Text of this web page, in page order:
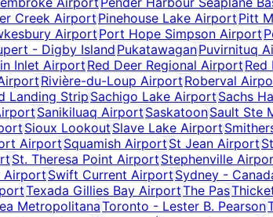
Creek AirportPinehouse Lake AirportPitt
AirportPort Hope Simpson Airport
- Digby IslandPukatawaganPuvirnituq
Inlet AirportRed Deer Regional AirportRed
Rivière-du-Loup AirportRoberval
Landing StripSachigo Lake AirportSachs
Sanikiluaq AirportSaskatoonSault Ste
Sioux LookoutSlave Lake Airport
AirportSquamish AirportSt Jean Airport
St. Theresa Point AirportStephenville
AirportSwift Current AirportSydney -
Texada Gillies Bay AirportThe Pas
MetropolitanaToronto - Lester B. Pearson